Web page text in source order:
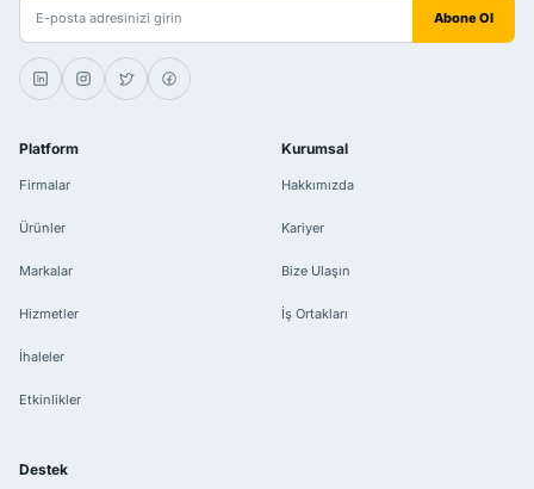
E-posta adresiniz Abone Ol
Platform
Firmalar
Ürünler
Markalar
Hizmetler
İhaleler
Etkinlikler
Kurumsal
Hakkımızda
Kariyer
Bize Ulaşın
İş Ortakları
Destek